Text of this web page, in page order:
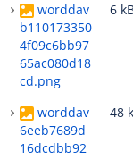
worddav
b110173350
4f09c6bb97
65ac080d18
cd.png
6
worddav
6eeb7689d
16dcdbb92
48